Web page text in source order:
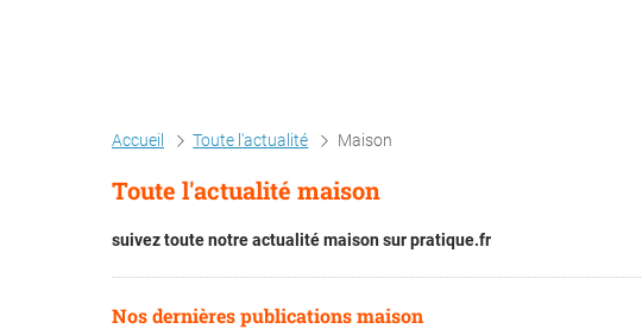
Accueil Toute l'actualité Maison
Toute l'actualité maison
suivez toute notre actualité maison sur pratique.fr
Nos dernières publications maison